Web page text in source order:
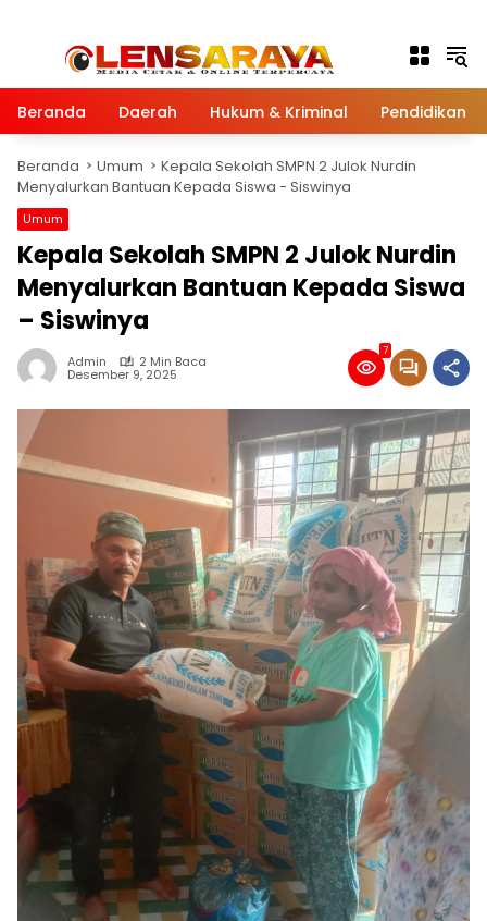
Beranda Daerah Hukum & Kriminal Pendidikan
Beranda Umum
Kepala Sekolah SMPN 2 Julok Nurdin
Menyalurkan Bantuan Kepada Siswa - Siswinya
Umum
Kepala Sekolah SMPN 2 Julok Nurdin
Menyalurkan Bantuan Kepada Siswa
– Siswinya
Admin 2 Min Baca
Desember 9, 2025
7